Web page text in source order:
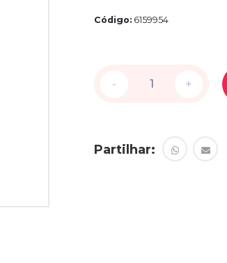
Código: 6159954
- +
- +
Partilhar: